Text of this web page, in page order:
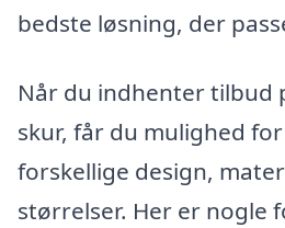
bedste løsning, der
Når du indhenter tilbud
skur, får du mulighed
forskellige design,
størrelser. Her er nogle